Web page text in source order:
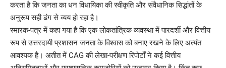
करता है कि जनता का धन विधायिका की स्वीकृति और संवैधानिक सिद्धांतों के
अनुरूप सही ढंग से व्यय हो रहा है।
स्मारक-पत्र में कहा गया है कि एक लोकतांत्रिक व्यवस्था में पारदर्शी और वित्तीय
रूप से उत्तरदायी प्रशासन जनता के विश्वास को बनाए रखने के लिए अत्यंत
आवश्यक है। अतीत में CAG की लेखा-परीक्षण रिपोर्टों ने कई वित्तीय